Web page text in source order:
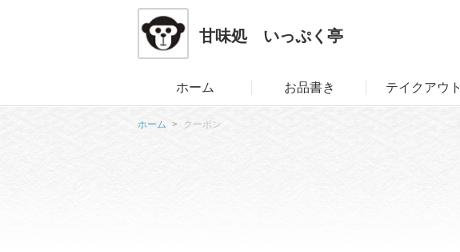
甘味処 いっぷく亭
ホーム お品書き テイクアウト
ホーム クーポン